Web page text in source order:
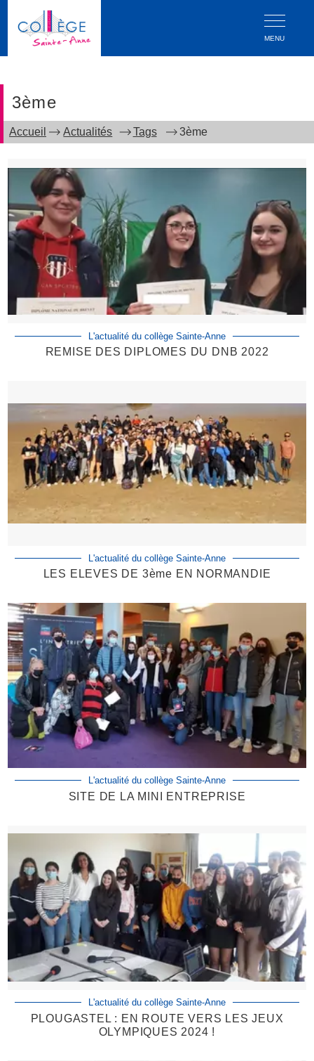
MENU
3ème
Accueil Actualités Tags 3ème
L'actualité du collège Sainte-Anne
REMISE DES DIPLOMES DU DNB 2022
L'actualité du collège Sainte-Anne
LES ELEVES DE 3ème EN NORMANDIE
L'actualité du collège Sainte-Anne
SITE DE LA MINI ENTREPRISE
L'actualité du collège Sainte-Anne
PLOUGASTEL : EN ROUTE VERS LES JEUX
OLYMPIQUES 2024 !